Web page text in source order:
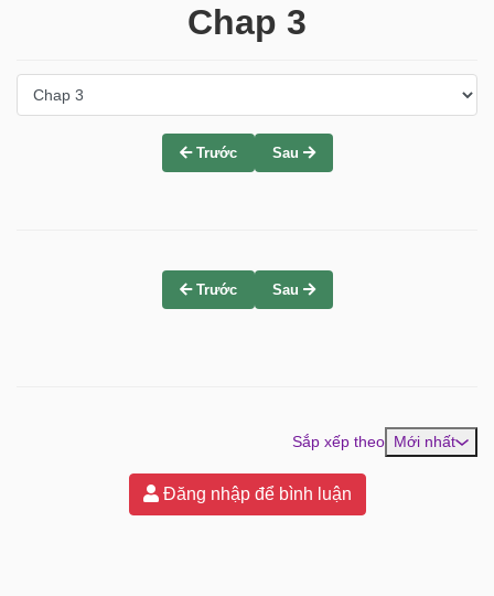
Chap 3
Trước Sau
Trước Sau
Sắp xếp theo Mới nhất
Đăng nhập để bình luận